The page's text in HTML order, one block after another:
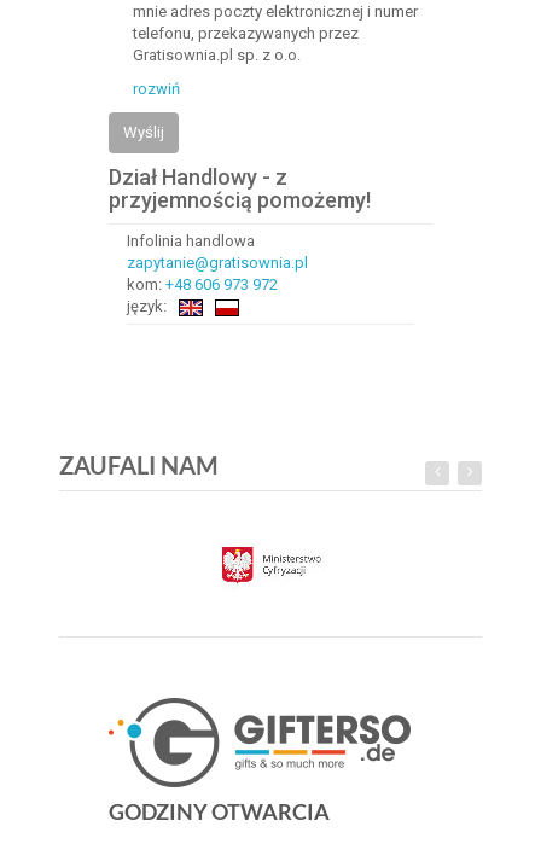
mnie adres poczty elektronicznej i numer
telefonu, przekazywanych przez
Gratisownia.pl sp. z o.o.
rozwiń
Wyślij
Dział Handlowy - z
przyjemnością pomożemy!
Infolinia handlowa
zapytanie@gratisownia.pl
kom: +48 606 973 972
język:
ZAUFALI NAM
GODZINY OTWARCIA